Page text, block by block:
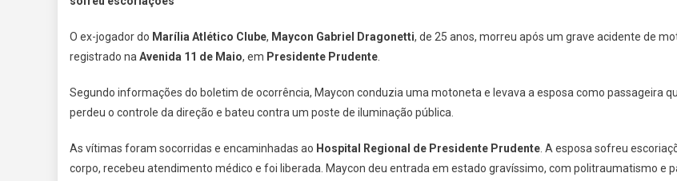
O ex-jogador do Marília Atlético Clube, Maycon Gabriel Dragonetti, de 25 anos, morreu após um grave acidente de
registrado naAvenida 11 de Maio, em Presidente Prudente.
Segundo informações do boletim de ocorrência, Maycon conduzia uma motoneta e levava a esposa como passageira
perdeu o controle da direção e bateu contra um poste de iluminação pública.
As vítimas foram socorridas e encaminhadas ao Hospital Regional de Presidente Prudente. A esposa sofreu
corpo, recebeu atendimento médico e foi liberada. Maycon deu entrada em estado gravíssimo, com politraumatismo e